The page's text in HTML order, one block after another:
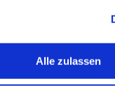
Alle zulassen